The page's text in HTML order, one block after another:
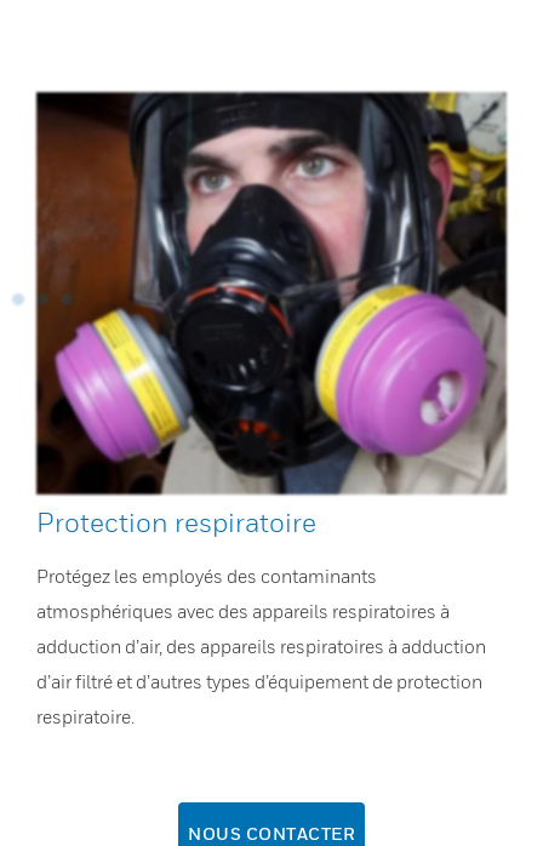
Protection respiratoire
Protégez les employés des contaminants
atmosphériques avec des appareils respiratoires à
adduction d’air, des appareils respiratoires à adduction
d’air filtré et d’autres types d’équipement de protection
respiratoire.
NOUS CONTACTER